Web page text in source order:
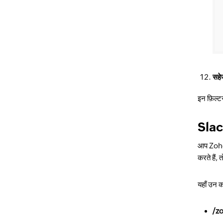
इन
आप
करते हैं,
यहाँ उन
/